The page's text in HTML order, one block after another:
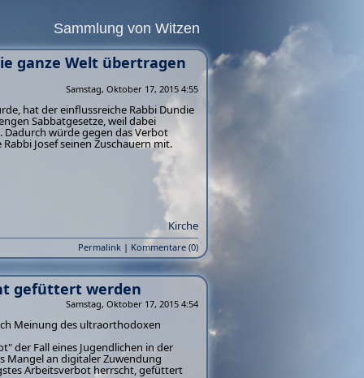
Sammlung von Witzen
ganze Welt übertragen
Samstag, Oktober 17, 2015 4:55
hat der einflussreiche Rabbi Dundie
Sabbatgesetze, weil dabei
würde gegen das Verbot
Josef seinen Zuschauern mit.
Kirche
Permalink | Kommentare (0)
gefüttert werden
Samstag, Oktober 17, 2015 4:54
Meinung des ultraorthodoxen
der Fall eines Jugendlichen in der
Mangel an digitaler Zuwendung
Arbeitsverbot herrscht, gefüttert